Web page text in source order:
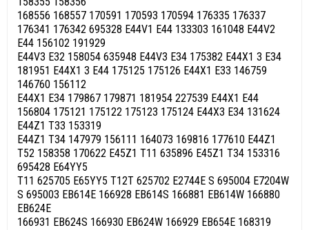
168556 168557 170591 170593 170594 176335 176337
176341 176342 695328 E44V1 E44 133303 161048 E44V2
E44 156102 191929
E44V3 E32 158054 635948 E44V3 E34 175382 E44X1 3 E34
181951 E44X1 3 E44 175125 175126 E44X1 E33 146759
146760 156112
E44X1 E34 179867 179871 181954 227539 E44X1 E44
156804 175121 175122 175123 175124 E44X3 E34 131624
E44Z1 T33 153319
E44Z1 T34 147979 156111 164073 169816 177610 E44Z1
T52 158358 170622 E45Z1 T11 635896 E45Z1 T34 153316
695428 E64YY5
T11 625705 E65YY5 T12T 625702 E2744E S 695004 E7204W
S 695003 EB614E 166928 EB614S 166881 EB614W 166880
EB624E
166931 EB624S 166930 EB624W 166929 EB654E 168319